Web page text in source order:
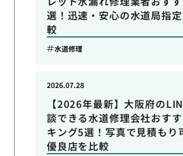
選！迅速・安心の水道局指
較
水道修理
【2026年最新】大阪府の
談できる水道修理会社おす
キング5選！写真で見積もり
優良店を比較
2026.07.28